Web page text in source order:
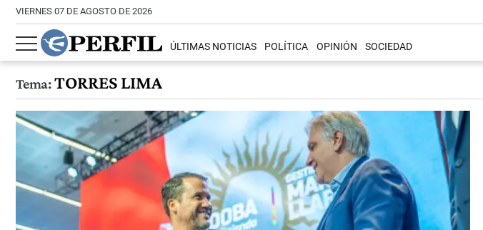
VIERNES 07 DE AGOSTO DE 2026
ÚLTIMAS NOTICIAS POLÍTICA OPINIÓN SOCIEDAD
Tema:TORRES LIMA